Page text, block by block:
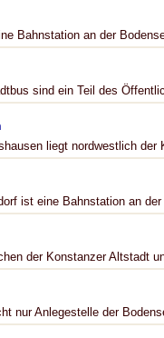
Bahnstation an der
sind ein Teil des
liegt nordwestlich der
ist eine Bahnstation an der
der Konstanzer Altstadt
nur Anlegestelle der